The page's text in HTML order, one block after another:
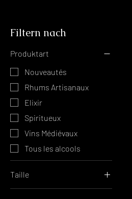
Filtern nach
Produktart
Nouveautés
Rhums Artisanaux
Elixir
Spiritueux
Vins Médiévaux
Tous les alcools
Taille